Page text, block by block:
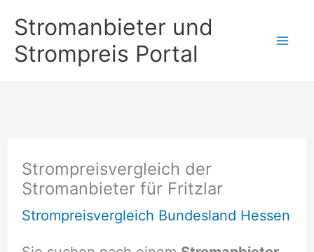
Inhalt
springen
Stromanbieter und
Strompreis Portal
Strompreisvergleich der
Stromanbieter für Fritzlar
Strompreisvergleich Bundesland Hessen